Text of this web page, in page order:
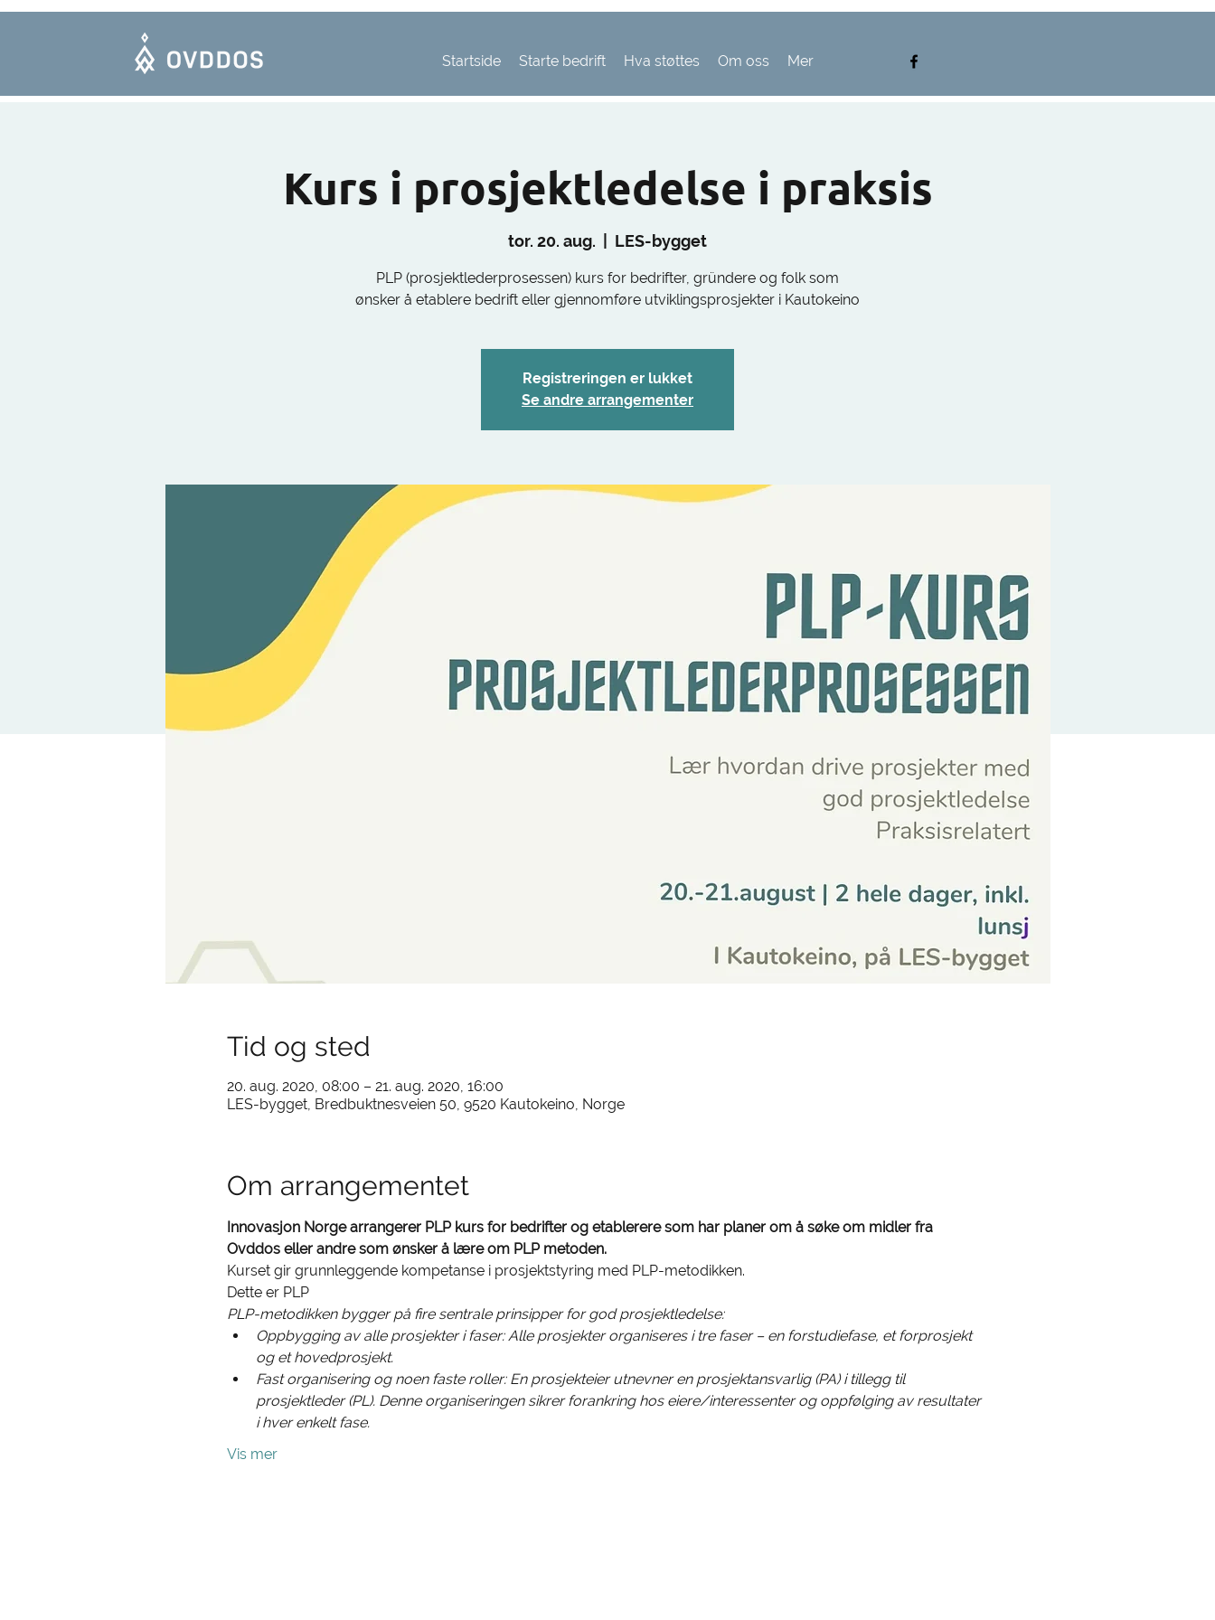
Startside Starte bedrift Hva støttes Om oss Mer
Kurs i prosjektledelse i praksis
tor. 20. aug. LES-bygget
PLP (prosjektlederprosessen) kurs for bedrifter, gründere og folk som
ønsker å etablere bedrift eller gjennomføre utviklingsprosjekter i Kautokeino
Registreringen er lukket
Se andre arrangementer
Tid og sted
20. aug. 2020, 08:00 – 21. aug. 2020, 16:00
LES-bygget, Bredbuktnesveien 50, 9520 Kautokeino, Norge
Om arrangementet
Innovasjon Norge arrangerer PLP kurs for bedrifter og etablerere som har planer om å søke om midler fra
Ovddos eller andre som ønsker å lære om PLP metoden.
Kurset gir grunnleggende kompetanse i prosjektstyring med PLP-metodikken.
Dette er PLP
PLP-metodikken bygger på fire sentrale prinsipper for god prosjektledelse:
Oppbygging av alle prosjekter i faser: Alle prosjekter organiseres i tre faser – en forstudiefase, et forprosjekt
og et hovedprosjekt.
Fast organisering og noen faste roller: En prosjekteier utnevner en prosjektansvarlig (PA) i tillegg til
prosjektleder (PL). Denne organiseringen sikrer forankring hos eiere/interessenter og oppfølging av resultater
i hver enkelt fase.
Vis mer